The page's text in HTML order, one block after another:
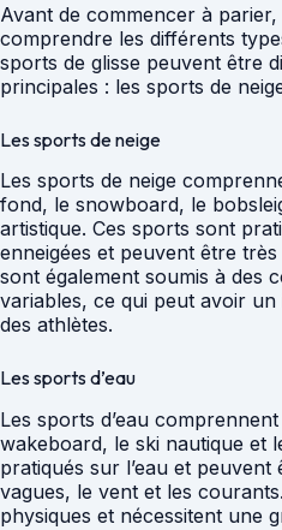
Avant de commencer à
comprendre les différents
sports de glisse peuvent être
principales : les sports de
Les sports de neige
Les sports de neige
fond, le snowboard, le
artistique. Ces sports sont
enneigées et peuvent être
sont également soumis à des
variables, ce qui peut avoir
des athlètes.
Les sports d’eau
Les sports d’eau
wakeboard, le ski nautique et
pratiqués sur l’eau et
vagues, le vent et les
physiques et nécessitent une